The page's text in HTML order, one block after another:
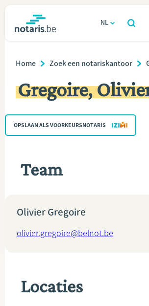
gaan
NL
OPEN
ZOEKEN
Wonen
Relatie & samenleven
Erven & schenken
Over de notaris
VIND EEN NOTARIS
Breadcrumb
Home Zoek een notariskantoor
Gregoire,
OPSLAAN ALS VOORKEURSNOTARIS
Team
Olivier Gregoire
olivier.gregoire@belnot.be
Locaties